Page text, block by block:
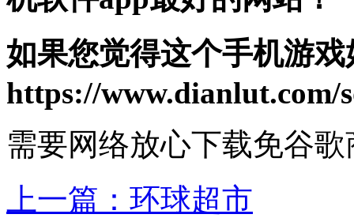
如果您觉得这个手机游
https://www.dianlut.com/
需要网络放心下载免谷歌
上一篇： 环球超市